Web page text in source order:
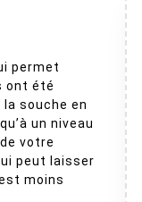
permet
ont été
souche en
un niveau
votre
peut laisser
moins